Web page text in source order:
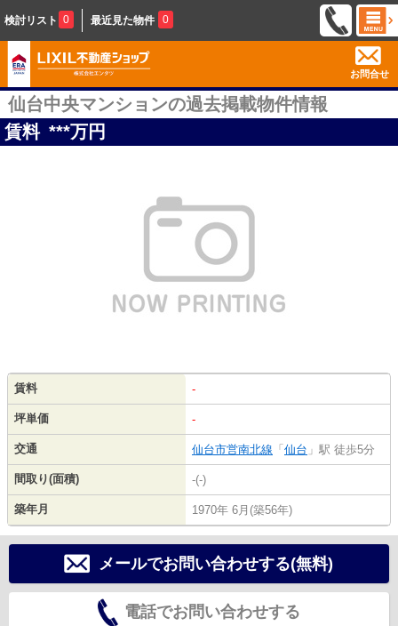
検討リスト 0 最近見た物件 0
お問合せ
仙台中央マンションの過去掲載物件情報
賃料 ***万円
賃料 -
坪単価 -
交通 仙台市営南北線 「 仙台 」駅 徒歩5分
間取り(面積) -(-)
築年月 1970年 6月(築56年)
メールでお問い合わせする(無料)
電話でお問い合わせする